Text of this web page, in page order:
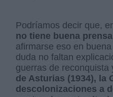
Podríamos decir que,
no tiene buena prensa
afirmarse eso en
duda no faltan
guerras de reconquista
de Asturias (1934), la
descolonizaciones a